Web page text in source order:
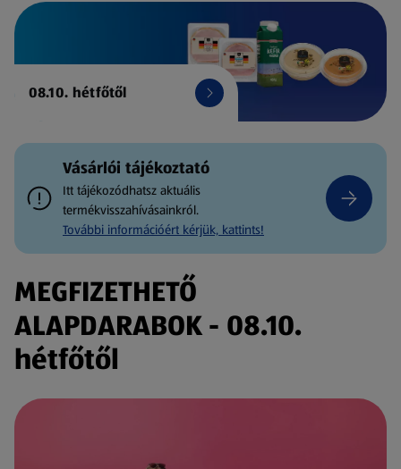
08.10. hétfőtől
Vásárlói tájékoztató
Itt tájékozódhatsz aktuális
termékvisszahívásainkról.
További információért kérjük, kattints!
MEGFIZETHETŐ
ALAPDARABOK - 08.10.
hétfőtől